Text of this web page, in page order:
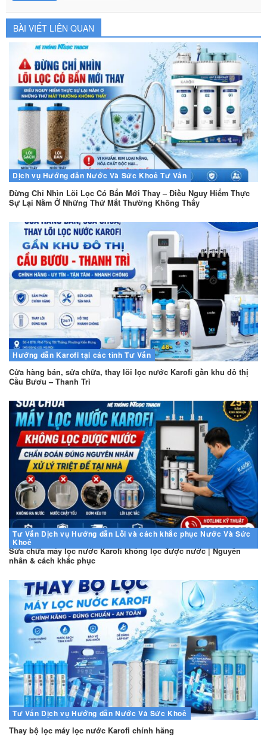
BÀI VIẾT LIÊN QUAN
Dịch vụ Hướng dẫn Nước Và Sức Khoẻ Tư Vấn
Đừng Chỉ Nhìn Lõi Lọc Có Bẩn Mới Thay – Điều Nguy Hiểm Thực
Sự Lại Nằm Ở Những Thứ Mắt Thường Không Thấy
Hướng dẫn Karofi tại các tỉnh Tư Vấn
Cửa hàng bán, sửa chữa, thay lõi lọc nước Karofi gần khu đô thị
Cầu Bươu – Thanh Trì
Tư Vấn Dịch vụ Hướng dẫn Lỗi và cách khắc phục Nước Và Sức
Khoẻ
Sửa chữa máy lọc nước Karofi không lọc được nước | Nguyên
nhân & cách khắc phục
Tư Vấn Dịch vụ Hướng dẫn Nước Và Sức Khoẻ
Thay bộ lọc máy lọc nước Karofi chính hãng